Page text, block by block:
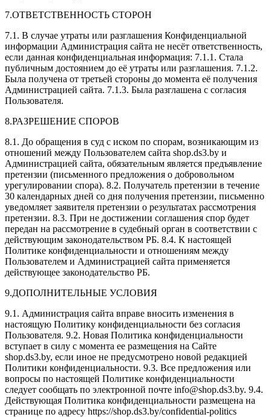
7.ОТВЕТСТВЕННОСТЬ СТОРОН
7.1. В случае утраты или разглашения Конфиденциальной
информации Администрация сайта не несёт ответственность,
если данная конфиденциальная информация: 7.1.1. Стала
публичным достоянием до её утраты или разглашения. 7.1.2.
Была получена от третьей стороны до момента её получения
Администрацией сайта. 7.1.3. Была разглашена с согласия
Пользователя.
8.РАЗРЕШЕНИЕ СПОРОВ
8.1. До обращения в суд с иском по спорам, возникающим из
отношений между Пользователем сайта shop.ds3.by и
Администрацией сайта, обязательным является предъявление
претензии (письменного предложения о добровольном
урегулировании спора). 8.2. Получатель претензии в течение
30 календарных дней со дня получения претензии, письменно
уведомляет заявителя претензии о результатах рассмотрения
претензии. 8.3. При не достижении соглашения спор будет
передан на рассмотрение в судебный орган в соответствии с
действующим законодательством РБ. 8.4. К настоящей
Политике конфиденциальности и отношениям между
Пользователем и Администрацией сайта применяется
действующее законодательство РБ.
9.ДОПОЛНИТЕЛЬНЫЕ УСЛОВИЯ
9.1. Администрация сайта вправе вносить изменения в
настоящую Политику конфиденциальности без согласия
Пользователя. 9.2. Новая Политика конфиденциальности
вступает в силу с момента ее размещения на Сайте
shop.ds3.by, если иное не предусмотрено новой редакцией
Политики конфиденциальности. 9.3. Все предложения или
вопросы по настоящей Политике конфиденциальности
следует сообщать по электронной почте info@shop.ds3.by. 9.4.
Действующая Политика конфиденциальности размещена на
странице по адресу https://shop.ds3.by/confidential-politics